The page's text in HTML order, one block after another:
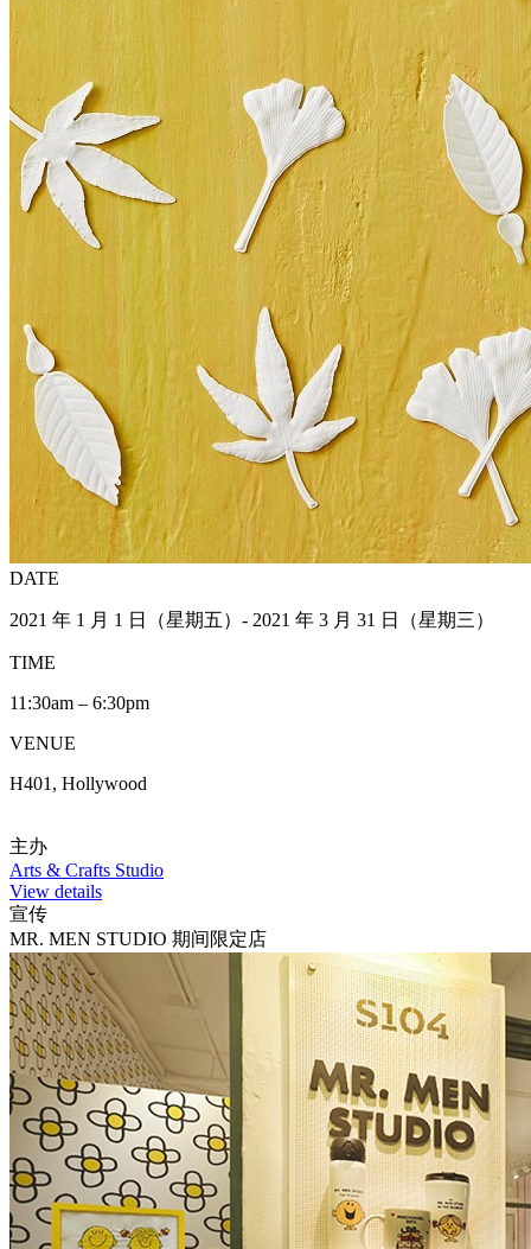
DATE
2021 年 1 月 1 日（星期五）- 2021 年 3 月 31 日（星期三）
TIME
11:30am – 6:30pm
VENUE
H401, Hollywood
主办
Arts & Crafts Studio
View details
宣传
MR. MEN STUDIO 期间限定店